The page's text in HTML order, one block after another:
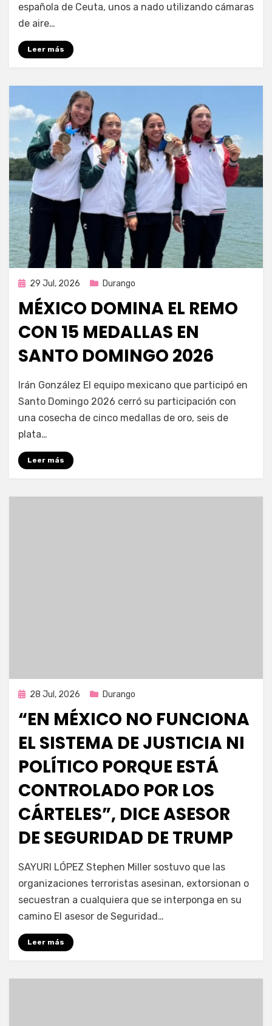
española de Ceuta, unos a nado utilizando cámaras
de aire…
Leer más
Publicada
29 Jul, 2026 Durango
MÉXICO DOMINA EL REMO
CON 15 MEDALLAS EN
SANTO DOMINGO 2026
por Fernando Miranda Servín
Irán González El equipo mexicano que participó en
Santo Domingo 2026 cerró su participación con
una cosecha de cinco medallas de oro, seis de
plata…
Leer más
Publicada
28 Jul, 2026 Durango
“EN MÉXICO NO FUNCIONA
EL SISTEMA DE JUSTICIA NI
POLÍTICO PORQUE ESTÁ
CONTROLADO POR LOS
CÁRTELES”, DICE ASESOR
DE SEGURIDAD DE TRUMP
porFernando Miranda Servín
SAYURI LÓPEZ Stephen Miller sostuvo que las
organizaciones terroristas asesinan, extorsionan o
secuestran a cualquiera que se interponga en su
camino El asesor de Seguridad…
Leer más